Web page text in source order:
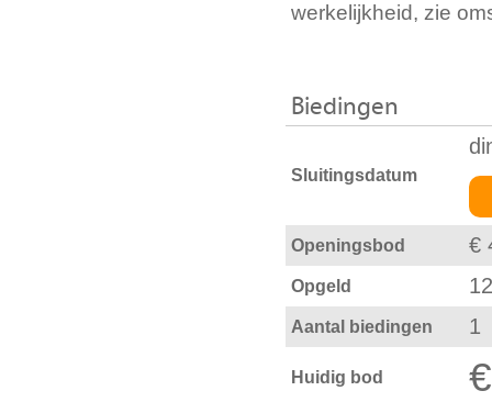
werkelijkheid, zie
Biedingen
Sluitingsdatum
Openingsbod €
Opgeld
Aantal biedingen 1
Huidig bod